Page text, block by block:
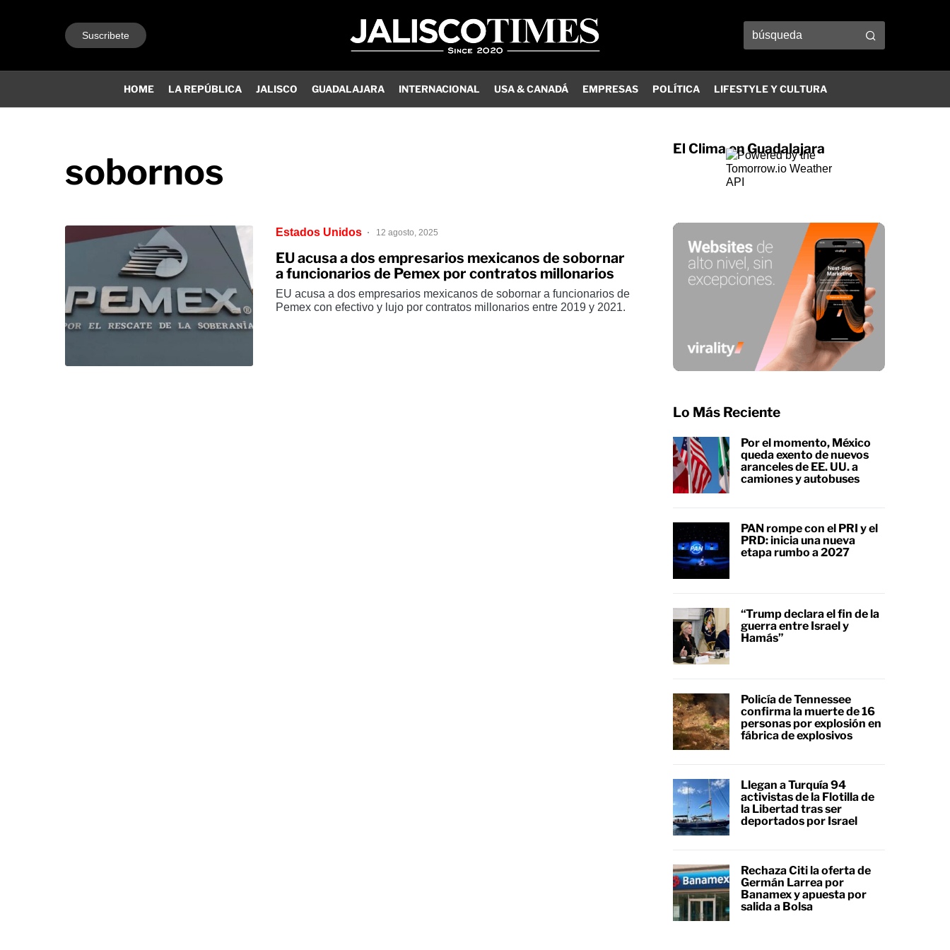
Suscribete
HOME LA REPÚBLICA JALISCO GUADALAJARA INTERNACIONAL USA & CANADÁ EMPRESAS POLÍTICA LIFESTYLE Y CULTURA
sobornos
Estados Unidos 12 agosto, 2025
EU acusa a dos empresarios mexicanos de sobornar
a funcionarios de Pemex por contratos millonarios
EU acusa a dos empresarios mexicanos de sobornar a funcionarios de
Pemex con efectivo y lujo por contratos millonarios entre 2019 y 2021.
El Clima en Guadalajara
Lo Más Reciente
Por el momento, México
queda exento de nuevos
aranceles de EE. UU. a
camiones y autobuses
PAN rompe con el PRI y el
PRD: inicia una nueva
etapa rumbo a 2027
“Trump declara el fin de la
guerra entre Israel y
Hamás”
Policía de Tennessee
confirma la muerte de 16
personas por explosión en
fábrica de explosivos
Llegan a Turquía 94
activistas de la Flotilla de
la Libertad tras ser
deportados por Israel
Rechaza Citi la oferta de
Germán Larrea por
Banamex y apuesta por
salida a Bolsa